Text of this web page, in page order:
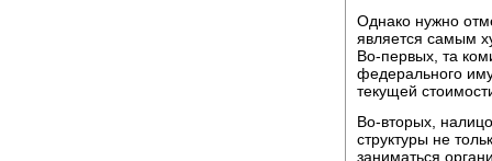
Однако нужно
является самым
Во-первых, та
федерального
текущей
Во-вторых,
структуры не
заниматься